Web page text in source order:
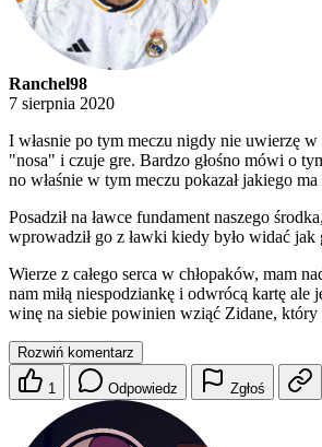
Ranchel98
7 sierpnia 2020
I własnie po tym meczu nigdy nie uwierzę w
"nosa" i czuje gre. Bardzo głośno mówi o
no właśnie w tym meczu pokazał jakiego ma
Posadził na ławce fundament naszego
wprowadził go z ławki kiedy było widać jak
Wierze z całego serca w chłopaków, mam
nam miłą niespodziankę i odwrócą kartę ale
winę na siebie powinien wziąć Zidane, który
Rozwiń komentarz
1 Odpowiedz Zgłoś